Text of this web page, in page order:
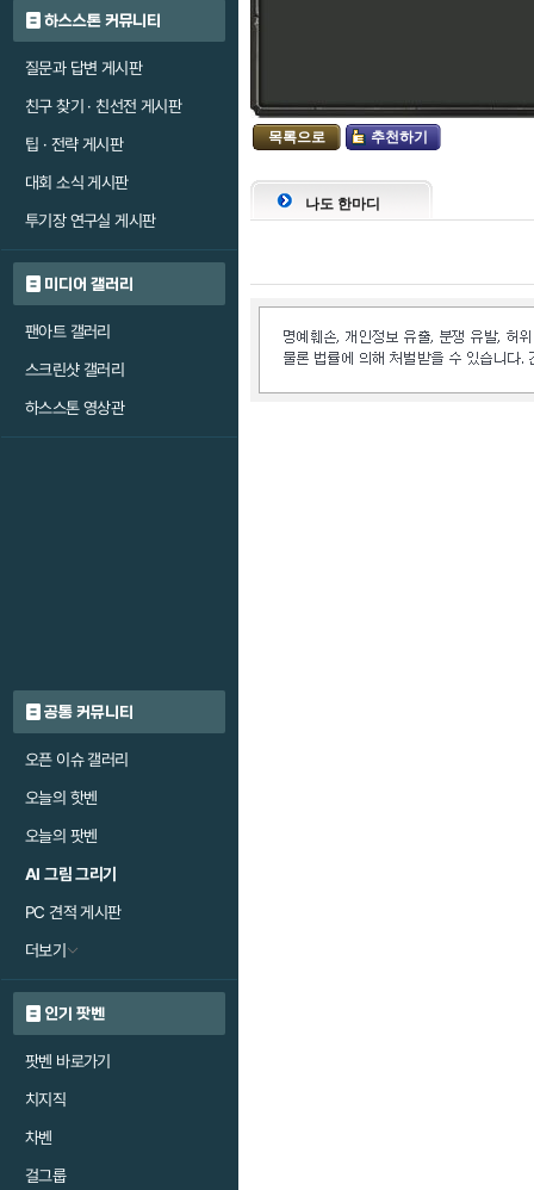
하스스톤 커뮤니티
질문과 답변 게시판
친구 찾기 · 친선전 게시판
팁 · 전략 게시판
대회 소식 게시판
투기장 연구실 게시판
미디어 갤러리
팬아트 갤러리
스크린샷 갤러리
하스스톤 영상관
공통 커뮤니티
오픈 이슈 갤러리
오늘의 핫벤
오늘의 팟벤
AI 그림 그리기
PC 견적 게시판
더보기
인기 팟벤
팟벤 바로가기
치지직
차벤
걸그룹
목록으로 추천하기
나도 한마디